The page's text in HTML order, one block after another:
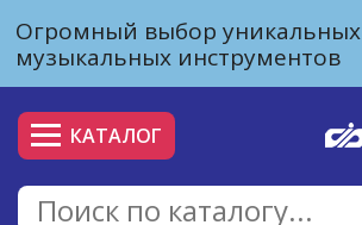
Огромный выбор уникальных
музыкальных инструментов
КАТАЛОГ